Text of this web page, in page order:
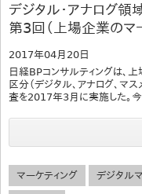
デジタル・アナログ
第3回（上場企業のマ
2017年04月20日
日経BPコンサルティングは、
区分（デジタル、アナログ、マ
査を2017年3月に実施した。
マーケティング デジタル